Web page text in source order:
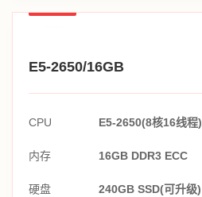
E5-2650/16GB
CPU E5-2650(8核16线程)
内存 16GB DDR3 ECC
硬盘 240GB SSD(可升级)